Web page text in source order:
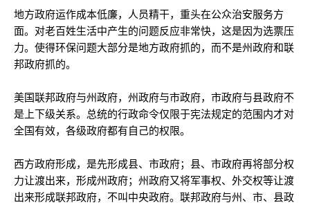
地方政府运作成本低廉，人员精干，重头在公众治安服务方
面。对老百姓生活中产生的问题反应非常快，这是因为选票压
力。使得环保问题大部分是地方政府抓的，而不是州政府和联
邦政府抓的。
美国联邦政府与州政府，州政府与市政府，市政府与县政府不
是上下级关系。总统的行政命令仅限于宪法规定的范围内才对
全国有效，各级政府都有自己的权限。
西方政府形成，是先形成县、市政府；县、市政府再将部分权
力让渡出来，形成州政府；州政府又将军事权、外交权等让渡
出来形成联邦政府，不叫中央政府。联邦政府与州、市、县政